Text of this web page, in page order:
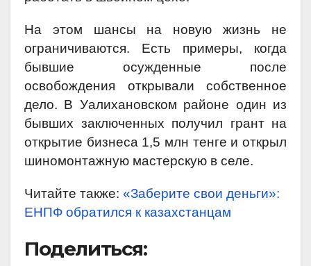
На этом шансы на новую жизнь не
ограничиваются. Есть примеры, когда
бывшие осужденные после
освобождения открывали собственное
дело. В Уалихановском районе один из
бывших заключенных получил грант на
открытие бизнеса 1,5 млн тенге и открыл
шиномонтажную мастерскую в селе.
Читайте также: «Заберите свои деньги»:
ЕНПФ обратился к казахстанцам
Поделиться: